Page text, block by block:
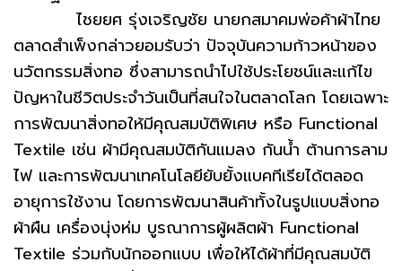
ไชยยศ รุ่งเจริญชัย นายกสมาคมพ่อค้าผ้าไทย
ตลาดสำเพ็งกล่าวยอมรับว่า ปัจจุบันความก้าวหน้าของ
นวัตกรรมสิ่งทอ ซึ่งสามารถนำไปใช้ประโยชน์และแก้ไข
ปัญหาในชีวิตประจำวันเป็นที่สนใจในตลาดโลก โดยเฉพาะ
การพัฒนาสิ่งทอให้มีคุณสมบัติพิเศษ หรือ Functional
Textile เช่น ผ้ามีคุณสมบัติกันแมลง กันน้ำ ต้านการลาม
ไฟ และการพัฒนาเทคโนโลยียับยั้งแบคทีเรียได้ตลอด
อายุการใช้งาน โดยการพัฒนาสินค้าทั้งในรูปแบบสิ่งทอ
ผ้าผืน เครื่องนุ่งห่ม บูรณาการผู้ผลิตผ้า Functional
Textile ร่วมกับนักออกแบบ เพื่อให้ได้ผ้าที่มีคุณสมบัติ